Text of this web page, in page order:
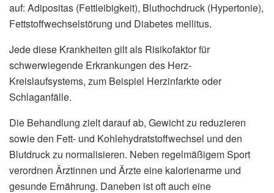
auf: Adipositas (Fettleibigkeit), Bluthochdruck (Hypertonie),
Fettstoffwechselstörung und Diabetes mellitus.
Jede diese Krankheiten gilt als Risikofaktor für
schwerwiegende Erkrankungen des Herz-
Kreislaufsystems, zum Beispiel Herzinfarkte oder
Schlaganfälle.
Die Behandlung zielt darauf ab, Gewicht zu reduzieren
sowie den Fett- und Kohlehydratstoffwechsel und den
Blutdruck zu normalisieren. Neben regelmäßigem Sport
verordnen Ärztinnen und Ärzte eine kalorienarme und
gesunde Ernährung. Daneben ist oft auch eine